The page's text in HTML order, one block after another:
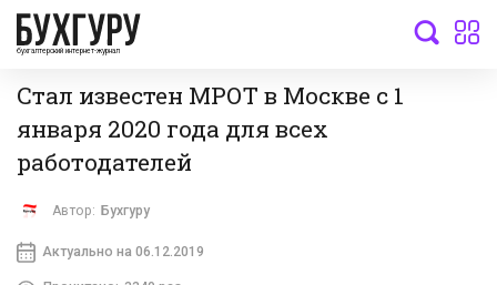
бухгалтерский интернет-журнал
Стал известен МРОТ в Москве с 1
января 2020 года для всех
работодателей
Автор: Бухгуру
Актуально на 06.12.2019